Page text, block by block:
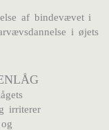
af bindevævet i
i øjets
irriterer